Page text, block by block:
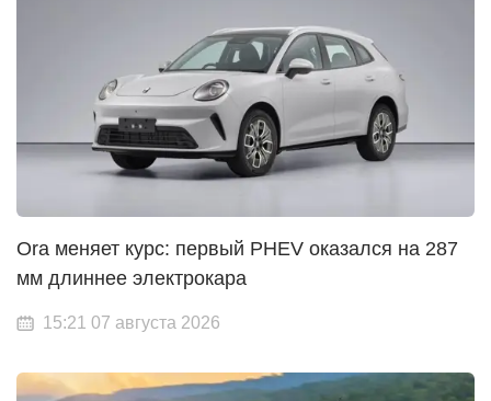
Ora меняет курс: первый PHEV оказался на 287
мм длиннее электрокара
15:21 07 августа 2026